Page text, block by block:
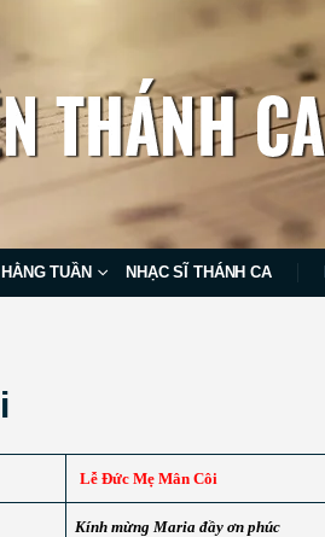
TUẦN NHẠC SĨ THÁNH CA
Lễ Đức Mẹ Mân Côi
Kính mừng Maria đầy ơn phúc